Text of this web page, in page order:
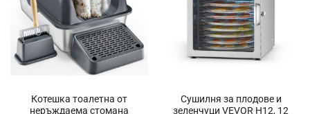
Котешка тоалетна от
неръждаема стомана
Сушилня за плодове и
зеленчуци VEVOR H12, 12